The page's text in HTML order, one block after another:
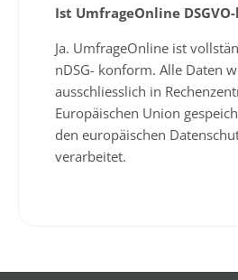
Ist UmfrageOnline
Ja. UmfrageOnline ist
nDSG- konform. Alle Daten
ausschliesslich in
Europäischen Union
den europäischen
verarbeitet.